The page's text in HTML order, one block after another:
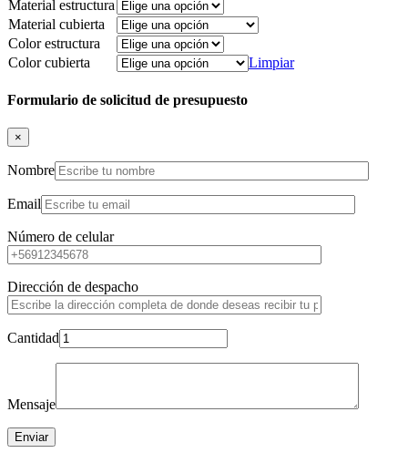
Material estructura
Material cubierta
Color estructura
Color cubierta
Limpiar
Formulario de solicitud de presupuesto
×
Nombre
Email
Número de celular
Dirección de despacho
Cantidad
Mensaje